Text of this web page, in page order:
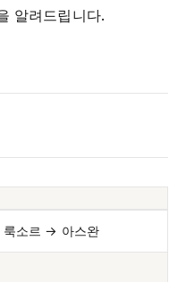
알려드립니다.
소르 → 아스완